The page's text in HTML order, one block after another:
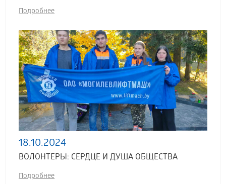
Подробнее
18.10.2024
ВОЛОНТЕРЫ: СЕРДЦЕ И ДУША ОБЩЕСТВА
Подробнее